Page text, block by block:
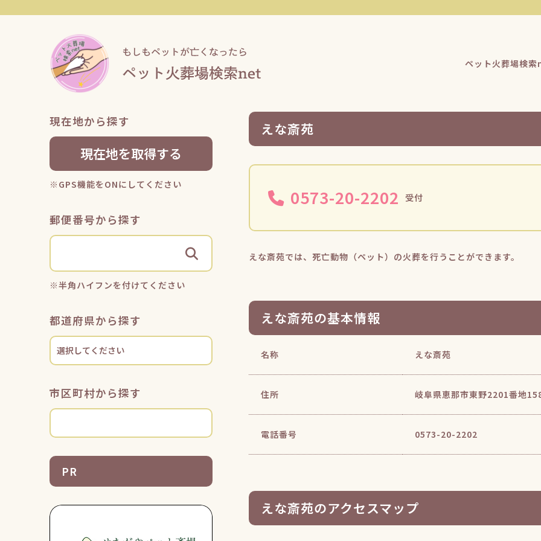
ペット火葬場検
現在地から探す
現在地を取得する
※GPS機能をONにしてください
郵便番号から探す
※半角ハイフンを付けてください
都道府県から探す
市区町村から探す
PR
えな斎苑
0573-20-2202 受付
えな斎苑では、死亡動物（ペット）の火葬を行うことができます。
えな斎苑の基本情報
名称 えな斎苑
住所 岐阜県恵那市東野2201番地
電話番号 0573-20-2202
えな斎苑のアクセスマップ